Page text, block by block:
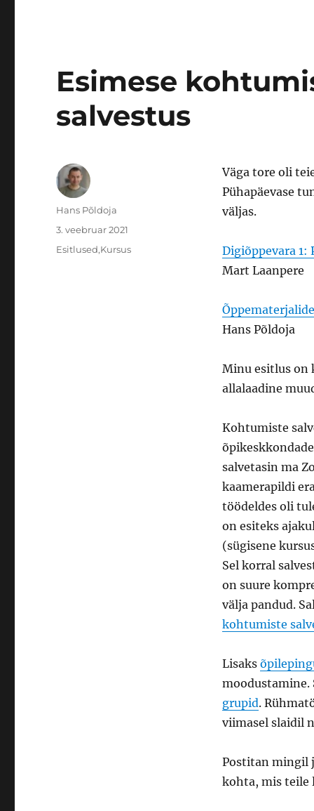
Esimese
salvestus
Väga tore oli
Pühapäevase
väljas.
Digiõppevara
Mart Laanpere
Hans Põldoja
Minu esitlus on
allalaadine
Kohtumiste
salvetasin ma
kaamerapildi
töödeldes oli
on esiteks
(sügisene
Sel korral
on suure
välja pandud.
kohtumiste
Lisaks
moodustamine.
grupid.
viimasel slaidil
Postitan mingil
kohta, mis teile
Autor
Hans Põldoja
Postitatud
3. veebruar 2021
Rubriigid
Esitlused,Kursus